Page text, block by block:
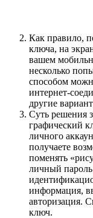
Как правило,
ключа, на
вашем
несколько
способом
интернет-
другие
Суть решения
графический
личного
получаете
поменять
личный пароль
информация,
авторизация.
ключ.